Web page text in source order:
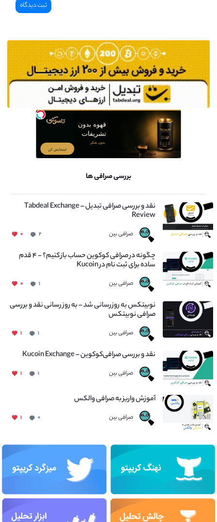
بررسی صرافی ها
نقد و بررسی صرافی تبدیل – Tabdeal Exchange
Review
صرافی بین ۲ ۰
چگونه در صرافی کوکوین حساب باز کنیم؟ - ۴ قدم
ساده برای ثبت نام در Kucoin
صرافی بین ۱ ۰
نوبیتکس به روزرسانی شد – به روز رسانی نقد و بررسی
صرافی نوبیتکس
صرافی بین ۱ ۱
نقد و بررسی صرافی‌کوکوین – Kucoin Exchange
صرافی بین ۱ ۱
آموزش واریز به صرافی والکس
صرافی بین ۰ ۱